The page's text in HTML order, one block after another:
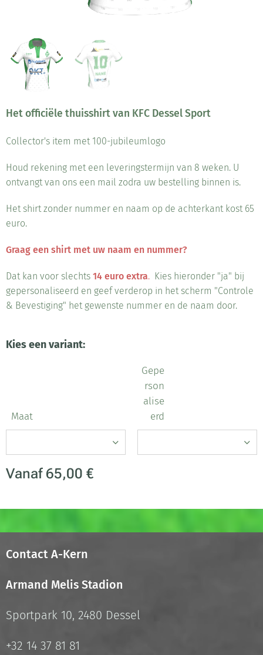
Het officiële thuisshirt van KFC Dessel Sport
Collector's item met 100-jubileumlogo
Houd rekening met een leveringstermijn van 8 weken. U
ontvangt van ons een mail zodra uw bestelling binnen is.
Het shirt zonder nummer en naam op de achterkant kost 65
euro.
Graag een shirt met uw naam en nummer?
Dat kan voor slechts 14 euro extra. Kies hieronder "ja" bij
gepersonaliseerd en geef verderop in het scherm "Controle
& Bevestiging" het gewenste nummer en de naam door.
Kies een variant:
Maat
Gepe
rson
alise
erd
Vanaf 65,00 €
Contact A-Kern
Armand Melis Stadion
Sportpark 10, 2480 Dessel
+32 14 37 81 81